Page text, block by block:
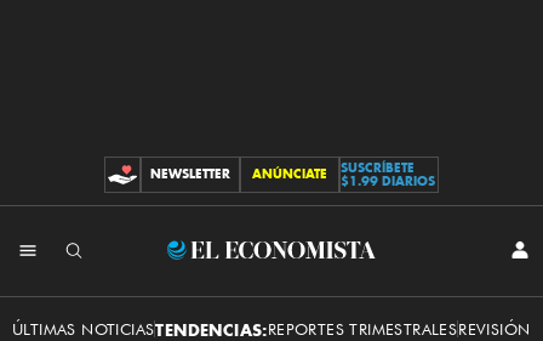
CONTRIBUCIONES
NEWSLETTER ANÚNCIATE
SUSCRÍBETE
$1.99 DIARIOS
El
ÚLTIMAS NOTICIASTENDENCIAS:REPORTES TRIMESTRALESREVISIÓN